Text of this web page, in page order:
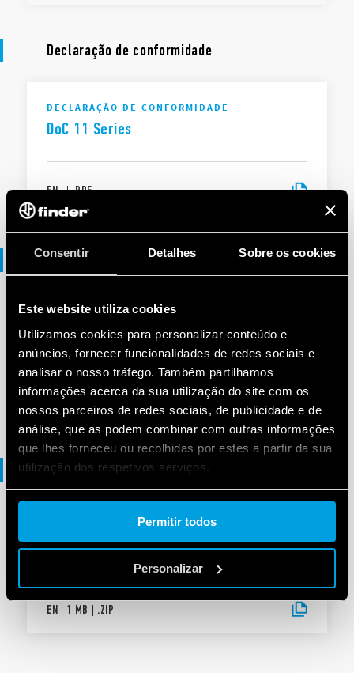
Consentir Detalhes Sobre os cookies
Este website utiliza cookies
Utilizamos cookies para personalizar conteúdo e
anúncios, fornecer funcionalidades de redes sociais e
analisar o nosso tráfego. Também partilhamos
informações acerca da sua utilização do site com os
nossos parceiros de redes sociais, de publicidade e de
análise, que as podem combinar com outras informações
que lhes forneceu ou recolhidas por estes a partir da sua
utilização dos respetivos serviços.
Cookie policy.
Permitir todos
Personalizar
Declaração de conformidade
DECLARAÇÃO DE CONFORMIDADE
DoC 11 Series
EN|| .PDF
File 3D
ARQUIVOS 3D
11 Series
EN|9 MB | .ZIP
Arquivos DXF
11 Series
EN | 1 MB | .ZIP